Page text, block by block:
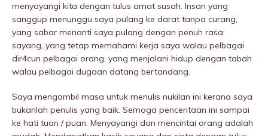
menyayangi kita dengan tulus amat susah. Insan yang
sanggup menunggu saya pulang ke darat tanpa curang,
yang sabar menanti saya pulang dengan penuh rasa
sayang, yang tetap memahami kerja saya walau pelbagai
dir4cun pelbagai orang, yang menjalani hidup dengan tabah
walau pelbagai dugaan datang bertandang.
Saya mengambil masa untuk menulis nukilan ini kerana saya
bukanlah penulis yang baik. Semoga penceritaan ini sampai
ke hati tuan / puan. Menyayangi dan mencintai orang adalah